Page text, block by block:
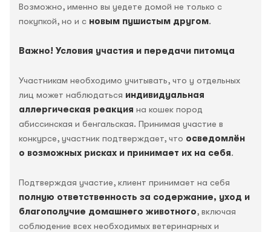
Возможно, именно вы уедете домой не только с
покупкой, но и с новым пушистым другом.
Важно! Условия участия и передачи питомца
Участникам необходимо учитывать, что у отдельных
лиц может наблюдаться индивидуальная
аллергическая реакция на кошек пород
абиссинская и бенгальская. Принимая участие в
конкурсе, участник подтверждает, что осведомлён
о возможных рисках и принимает их на себя.
Подтверждая участие, клиент принимает на себя
полную ответственность за содержание, уход и
благополучие домашнего животного, включая
соблюдение всех необходимых ветеринарных и